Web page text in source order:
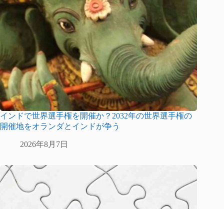
インドで世界選手権を開催か？2032年の世界選手権の
開催地をオランダとインドが争う
2026年8月7日